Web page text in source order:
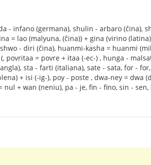
- infano (germana), shulin - arbaro (ĉina),
= lao (malyuna, (ĉina)) + gina (virino
- diri (ĉina), huanmi-kasha = huanmi
povritaa = povre + itaa (-ec-) , hunga -
sta - farti (italiana), sate - sata, for -
+ isi (-ig-), poy - poste , dwa-ney = dwa
nul + wan (neniu), pa - je, fin - fino, sin -